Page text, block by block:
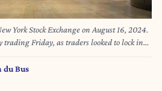
York Stock Exchange on August 16, 2024.
trading Friday, as traders looked to lock in
for major Wall Street indices. Around 10
Industrial Average was down 0.1
was 0.1 percent lower at 5,536.08. The
du Bus